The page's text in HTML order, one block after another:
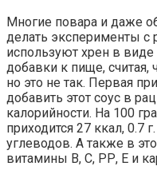
Многие повара и даже
делать эксперименты с
используют хрен в
добавки к пище, считая,
но это не так. Первая
добавить этот соус в
калорийности. На 100
приходится 27 ккал, 0.7
углеводов. А также в
витамины В, С, РР, Е и